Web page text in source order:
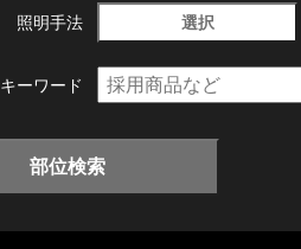
照明手法 選択
キーワード
部位検索